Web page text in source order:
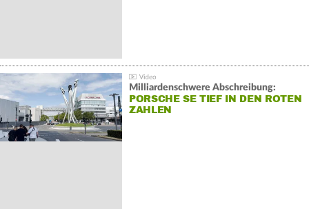
Milliardenschwere Abschreibung:
PORSCHE SE TIEF IN DEN ROTEN
ZAHLEN